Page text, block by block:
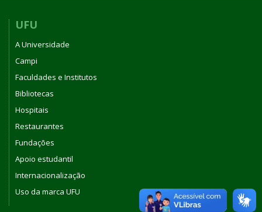
UFU
A Universidade
Campi
Faculdades e Institutos
Bibliotecas
Hospitais
Restaurantes
Fundações
Apoio estudantil
Internacionalização
Uso da marca UFU